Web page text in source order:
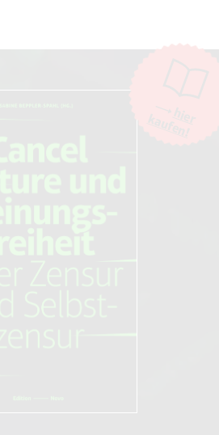
sind willkommen, Beschimpfungen /